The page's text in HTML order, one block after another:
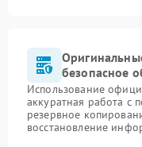
безопасное
Использование
аккуратная работа с
резервное
восстановление